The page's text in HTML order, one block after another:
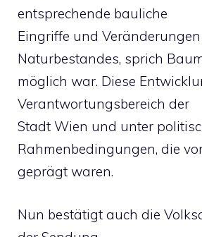
entsprechende bauliche
Eingriffe und
Naturbestandes, sprich
möglich war. Diese
Verantwortungsbereich der
Stadt Wien und unter
Rahmenbedingungen, die
geprägt waren.
Nun bestätigt auch die